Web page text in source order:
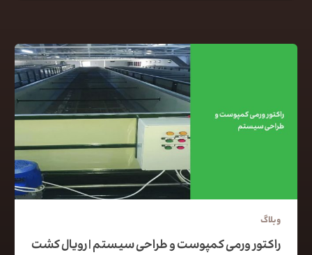
وبلاگ
راکتور ورمی کمپوست و طراحی سیستم | رویال کشت